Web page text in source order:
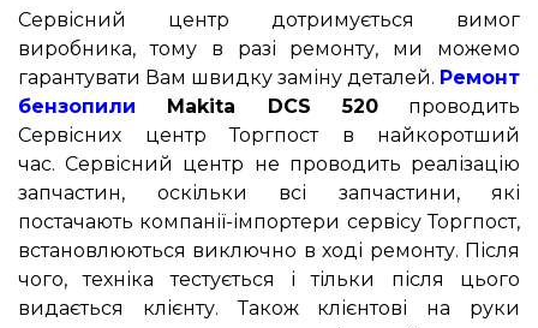
Сервісний центр дотримується вимог
виробника, тому в разі ремонту, ми можемо
гарантувати Вам швидку заміну деталей. Ремонт
бензопили Makita DCS 520проводить
Сервісних центр Торгпост в найкоротший
час. Сервісний центр не проводить реалізацію
запчастин, оскільки всі запчастини, які
постачають компанії-імпортери сервісу Торгпост,
встановлюються виключно в ході ремонту. Після
чого, техніка тестується і тільки після цього
видається клієнту. Також клієнтові на руки